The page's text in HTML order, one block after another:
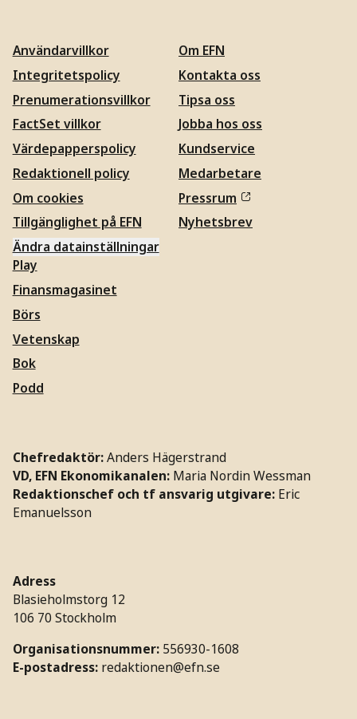
Användarvillkor
Integritetspolicy
Prenumerationsvillkor
FactSet villkor
Värdepapperspolicy
Redaktionell policy
Om cookies
Tillgänglighet på EFN
Ändra datainställningar
Om EFN
Kontakta oss
Tipsa oss
Jobba hos oss
Kundservice
Medarbetare
Pressrum
Nyhetsbrev
Play
Finansmagasinet
Börs
Vetenskap
Bok
Podd
Chefredaktör:Anders Hägerstrand
VD, EFN Ekonomikanalen: Maria Nordin Wessman
Redaktionschef och tf ansvarig utgivare: Eric
Emanuelsson
Adress
Blasieholmstorg 12
106 70 Stockholm
Organisationsnummer: 556930-1608
E-postadress: redaktionen@efn.se